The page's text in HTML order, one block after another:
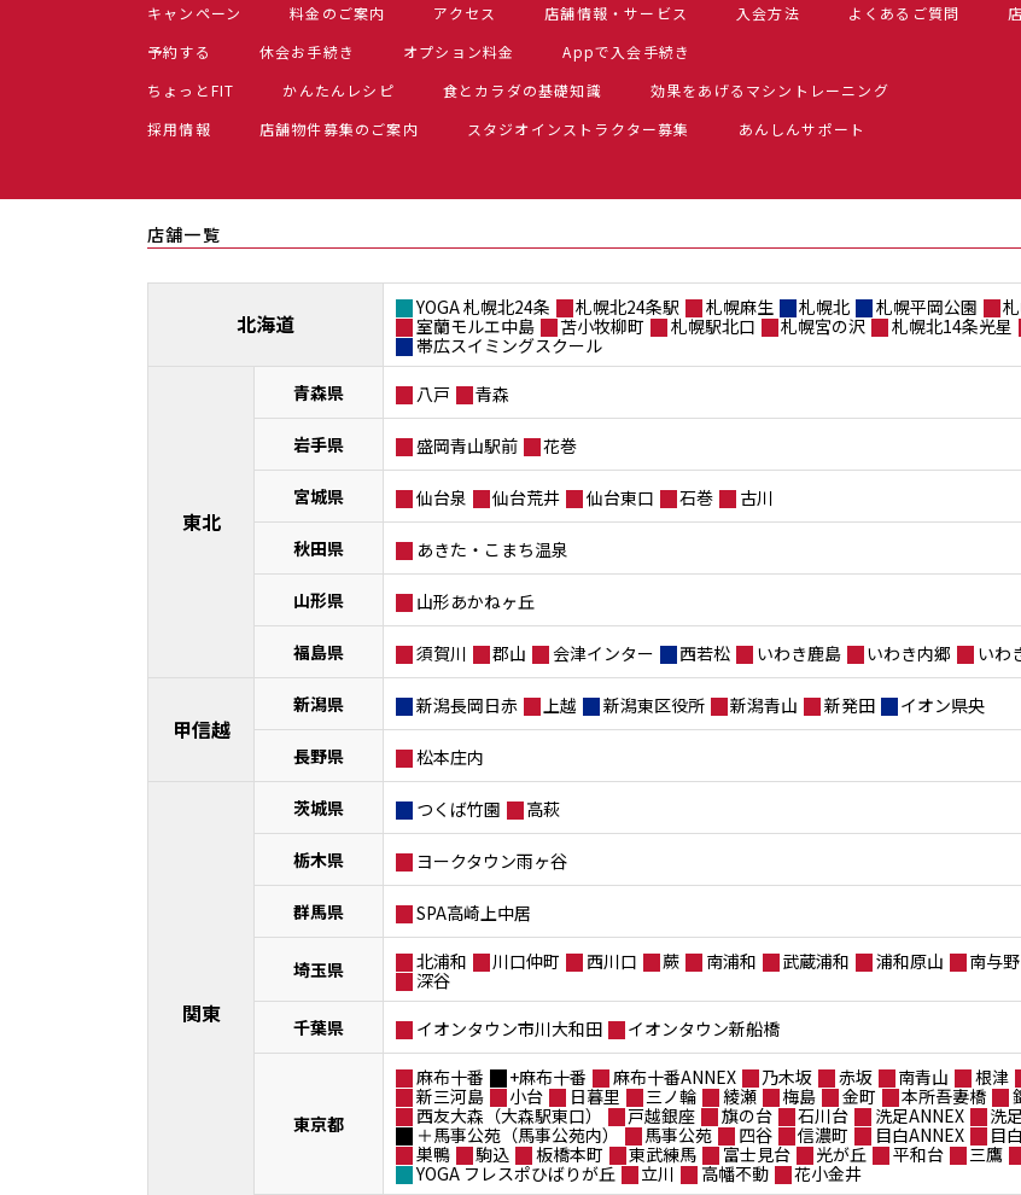
キャンペーン
料金のご案内 アクセス 店舗情報・サービス 入会方法 よくあるご質問
予約する
休会お手続き オプション料金
Appで入会手続き
ちょっとFIT
かんたんレシピ 食とカラダの基礎知識
効果をあげるマシントレーニング
採用情報
店舗物件募集のご案内 スタジオインストラクター募集 あんしんサポート
店舗一覧
北海道
YOGA 札幌北24条 札幌北24条駅 札幌麻生 札幌北 札幌平岡公園
室蘭モルエ中島
苫小牧柳町 札幌駅北口 札幌宮の沢 札幌北14条光星
帯広スイミングスクール
東北
青森県 八戸 青森
岩手県 盛岡青山駅前 花巻
宮城県 仙台泉 仙台荒井 仙台東口 石巻 古川
秋田県 あきた・こまち温泉
山形県 山形あかねヶ丘
福島県 須賀川 郡山 会津インター 西若松 いわき鹿島 いわき内郷 いわ
甲信越
新潟県 新潟長岡日赤 上越 新潟東区役所 新潟青山 新発田 イオン県央
長野県 松本庄内
関東
茨城県 つくば竹園 高萩
栃木県 ヨークタウン雨ヶ谷
群馬県 SPA高崎上中居
埼玉県 北浦和 川口仲町 西川口 蕨 南浦和 武蔵浦和 浦和原山 南与野
深谷
千葉県
イオンタウン市川大和田 イオンタウン新船橋
東京都
麻布十番 +麻布十番 麻布十番ANNEX 乃木坂 赤坂 南青山 根津
新三河島
小台 日暮里 三ノ輪 綾瀬 梅島 金町 本所吾妻橋
西友大森（大森駅東口）
戸越銀座 旗の台 石川台 洗足ANNEX 洗足
＋馬事公苑（馬事公苑内）
馬事公苑 四谷 信濃町 目白ANNEX 目白
巣鴨
駒込 板橋本町 東武練馬 富士見台 光が丘 平和台 三鷹
YOGA フレスポひばりが丘
立川 高幡不動 花小金井